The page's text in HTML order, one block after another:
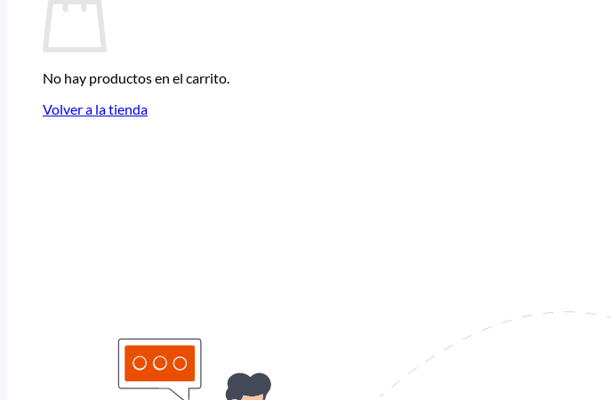
No hay productos en el carrito.
Volver a la tienda